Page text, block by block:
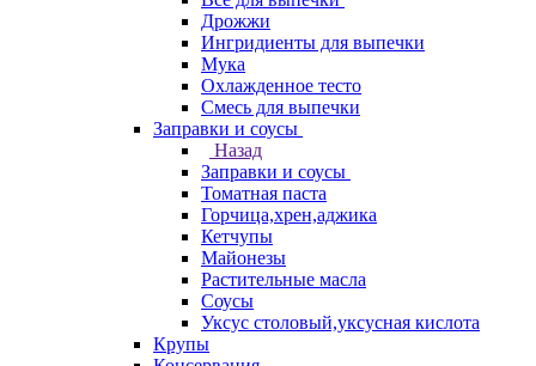
Дрожжи
Ингридиенты для выпечки
Мука
Охлажденное тесто
Смесь для выпечки
Заправки и соусы
Назад
Заправки и соусы
Томатная паста
Горчица,хрен,аджика
Кетчупы
Майонезы
Растительные масла
Соусы
Уксус столовый,уксусная кислота
Крупы